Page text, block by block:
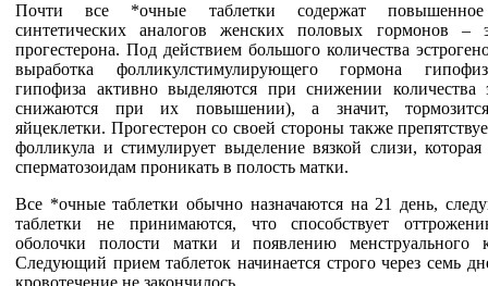
Почти все *очные таблетки содержат повышенное
синтетических аналогов женских половых гормонов –
прогестерона. Под действием большого количества
выработка фолликулстимулирующего гормона
гипофиза активно выделяются при снижении количества
снижаются при их повышении), а значит, тормозится
яйцеклетки. Прогестерон со своей стороны также
фолликула и стимулирует выделение вязкой слизи, которая
сперматозоидам проникать в полость матки.
Все *очные таблетки обычно назначаются на 21 день,
таблетки не принимаются, что способствует
оболочки полости матки и появлению менструального
Следующий прием таблеток начинается строго через семь